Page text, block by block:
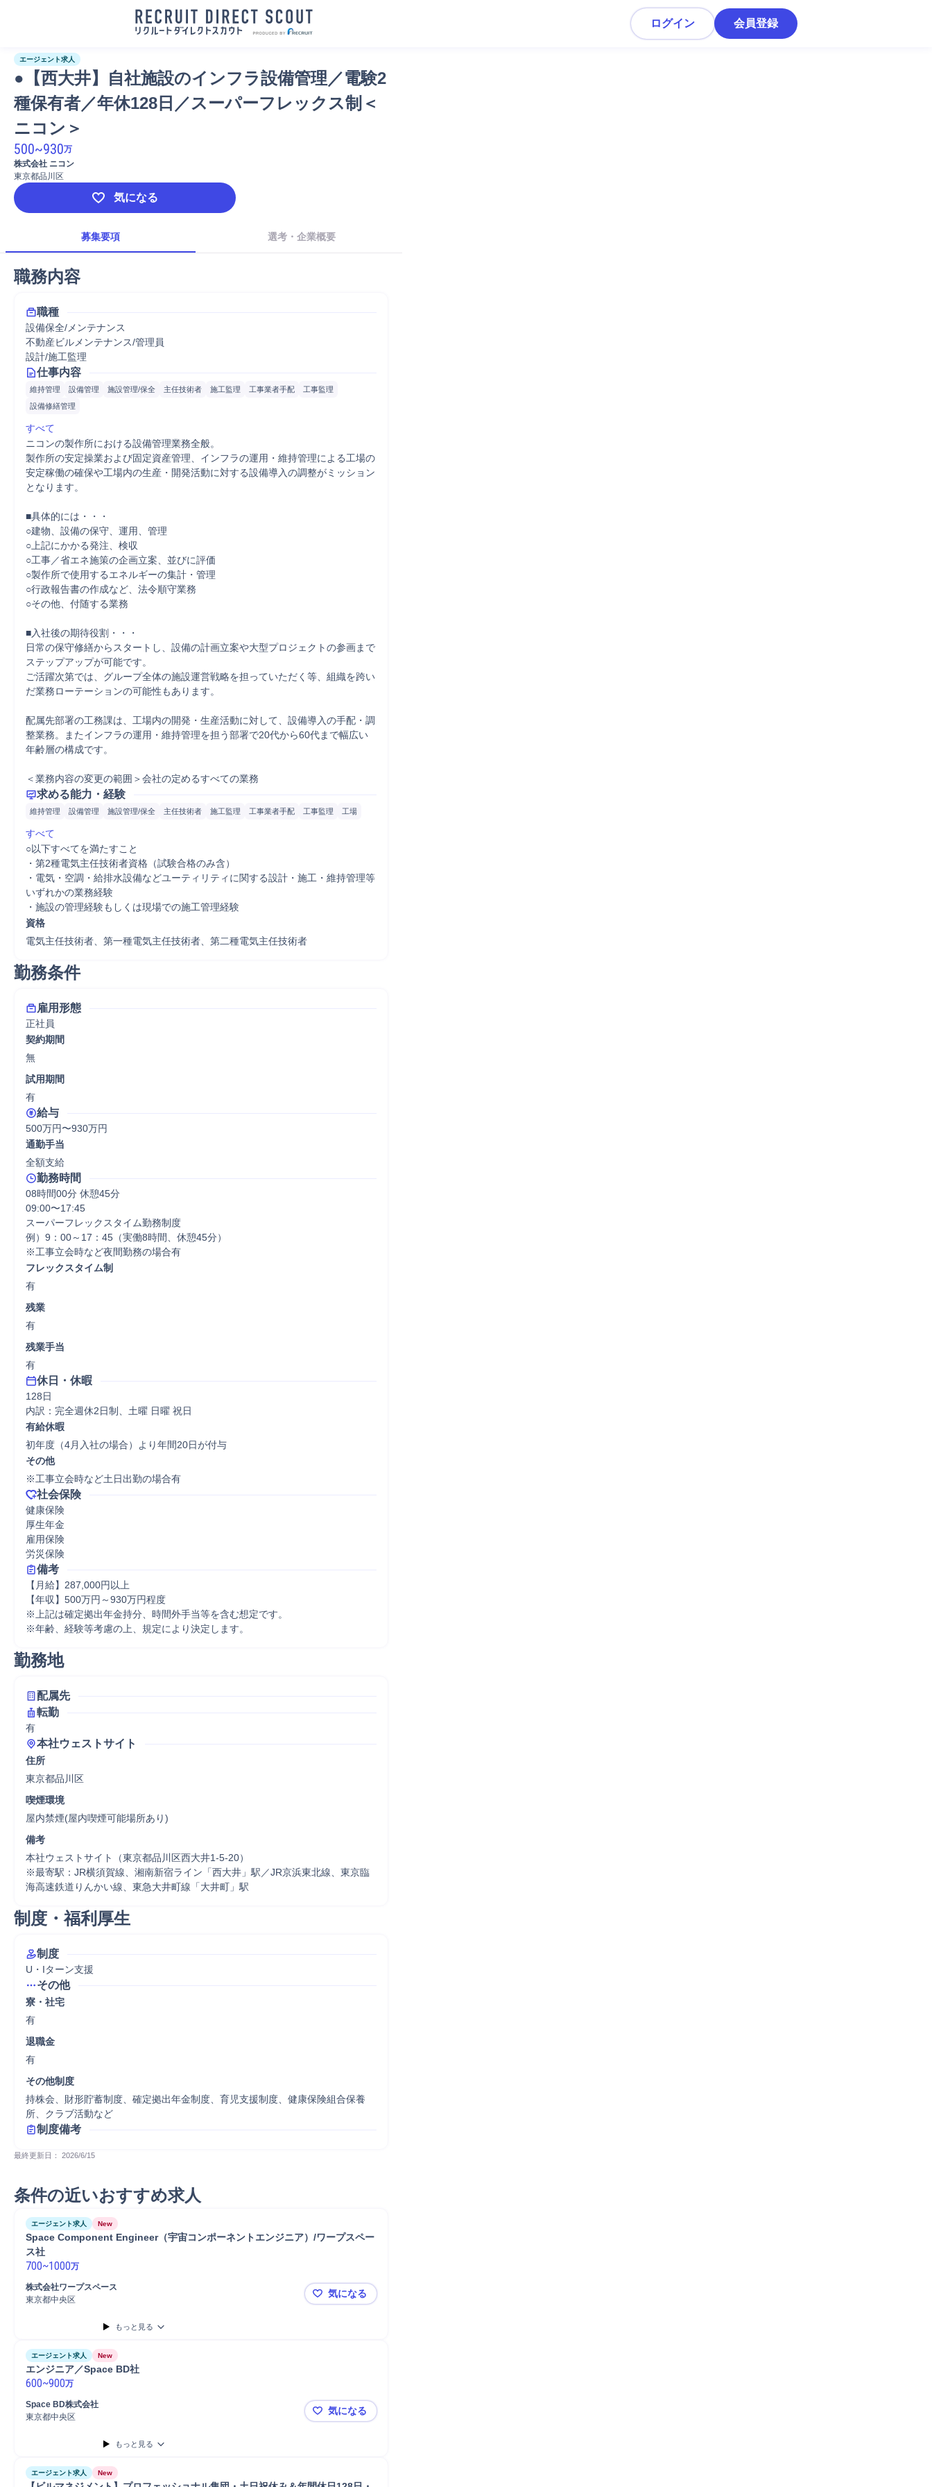
ログイン 会員登録
エージェント求人
●【西大井】自社施設のインフラ設備管理／電験2
種保有者／年休128日／スーパーフレックス制＜
ニコン＞
500~930万
株式会社 ニコン
東京都品川区
気になる
募集要項 選考・企業概要
職務内容
職種
設備保全/メンテナンス
不動産ビルメンテナンス/管理員
設計/施工監理
仕事内容
維持管理 設備管理 施設管理/保全 主任技術者 施工監理 工事業者手配
工事監理
設備修繕管理
すべて
ニコンの製作所における設備管理業務全般。
製作所の安定操業および固定資産管理、インフラの運用・維持管理による工場の
安定稼働の確保や工場内の生産・開発活動に対する設備導入の調整がミッション
となります。
■具体的には・・・
○建物、設備の保守、運用、管理
○上記にかかる発注、検収
○工事／省エネ施策の企画立案、並びに評価
○製作所で使用するエネルギーの集計・管理
○行政報告書の作成など、法令順守業務
○その他、付随する業務
■入社後の期待役割・・・
日常の保守修繕からスタートし、設備の計画立案や大型プロジェクトの参画まで
ステップアップが可能です。
ご活躍次第では、グループ全体の施設運営戦略を担っていただく等、組織を跨い
だ業務ローテーションの可能性もあります。
配属先部署の工務課は、工場内の開発・生産活動に対して、設備導入の手配・調
整業務。またインフラの運用・維持管理を担う部署で20代から60代まで幅広い
年齢層の構成です。
＜業務内容の変更の範囲＞会社の定めるすべての業務
求める能力・経験
維持管理 設備管理 施設管理/保全 主任技術者 施工監理 工事業者手配 工事監理 工場
すべて
○以下すべてを満たすこと
・第2種電気主任技術者資格（試験合格のみ含）
・電気・空調・給排水設備などユーティリティに関する設計・施工・維持管理等
いずれかの業務経験
・施設の管理経験もしくは現場での施工管理経験
資格
電気主任技術者、第一種電気主任技術者、第二種電気主任技術者
勤務条件
雇用形態
正社員
契約期間
無
試用期間
有
給与
500万円〜930万円
通勤手当
全額支給
勤務時間
08時間00分 休憩45分
09:00〜17:45
スーパーフレックスタイム勤務制度
例）9：00～17：45（実働8時間、休憩45分）
※工事立会時など夜間勤務の場合有
フレックスタイム制
有
残業
有
残業手当
有
休日・休暇
128日
内訳：完全週休2日制、土曜 日曜 祝日
有給休暇
初年度（4月入社の場合）より年間20日が付与
その他
※工事立会時など土日出勤の場合有
社会保険
健康保険
厚生年金
雇用保険
労災保険
備考
【月給】287,000円以上
【年収】500万円～930万円程度
※上記は確定拠出年金持分、時間外手当等を含む想定です。
※年齢、経験等考慮の上、規定により決定します。
勤務地
配属先
転勤
有
本社ウェストサイト
住所
東京都品川区
喫煙環境
屋内禁煙(屋内喫煙可能場所あり)
備考
本社ウェストサイト（東京都品川区西大井1-5-20）
※最寄駅：JR横須賀線、湘南新宿ライン「西大井」駅／JR京浜東北線、東京臨
海高速鉄道りんかい線、東急大井町線「大井町」駅
制度・福利厚生
制度
U・Iターン支援
その他
寮・社宅
有
退職金
有
その他制度
持株会、財形貯蓄制度、確定拠出年金制度、育児支援制度、健康保険組合保養
所、クラブ活動など
制度備考
最終更新日： 2026/6/15
条件の近いおすすめ求人
エージェント求人 New
Space Component Engineer（宇宙コンポーネントエンジニア）/ワープスペー
ス社
700~1000万
株式会社ワープスペース
東京都中央区
Space Component Engineer（宇宙コンポーネントエンジニア）/ワープスペース社
気になる
もっと見る
エージェント求人 New
エンジニア／Space BD社
600~900万
Space BD株式会社
東京都中央区
エンジニア／Space BD社
気になる
もっと見る
エージェント求人 New